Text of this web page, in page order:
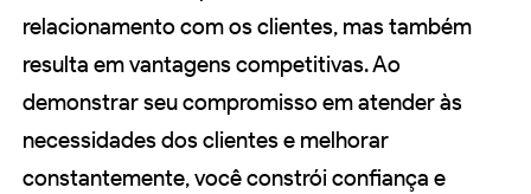
relacionamento com os clientes, mas também
resulta em vantagens competitivas. Ao
demonstrar seu compromisso em atender às
necessidades dos clientes e melhorar
constantemente, você constrói confiança e